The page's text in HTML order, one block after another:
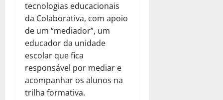
tecnologias educacionais
da Colaborativa, com apoio
de um “mediador”, um
educador da unidade
escolar que fica
responsável por mediar e
acompanhar os alunos na
trilha formativa.